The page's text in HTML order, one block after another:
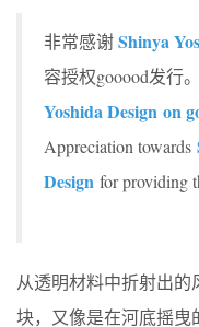
非常感谢Shinya
容授权gooood发行
Yoshida Design on
Appreciation towards
Design for providing
从透明材料中折射出
块，又像是在河底摇曳